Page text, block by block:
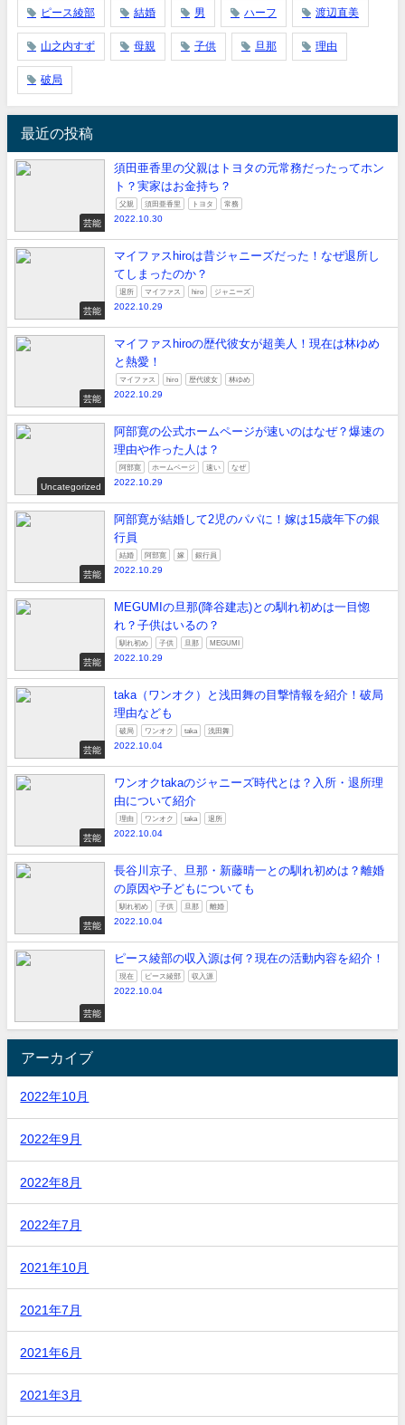
ピース綾部 結婚 男 ハーフ 渡辺直美
山之内すず 母親 子供 旦那 理由
破局
最近の投稿
芸能
須田亜香里の父親はトヨタの元常務だったってホン
ト？実家はお金持ち？
父親 須田亜香里 トヨタ 常務
2022.10.30
芸能
マイファスhiroは昔ジャニーズだった！なぜ退所し
てしまったのか？
退所 マイファス hiro ジャニーズ
2022.10.29
芸能
マイファスhiroの歴代彼女が超美人！現在は林ゆめ
と熱愛！
マイファス hiro 歴代彼女 林ゆめ
2022.10.29
Uncategorized
阿部寛の公式ホームページが速いのはなぜ？爆速の
理由や作った人は？
阿部寛 ホームページ 速い なぜ
2022.10.29
芸能
阿部寛が結婚して2児のパパに！嫁は15歳年下の銀
行員
結婚 阿部寛 嫁 銀行員
2022.10.29
芸能
MEGUMIの旦那(降谷建志)との馴れ初めは一目惚
れ？子供はいるの？
馴れ初め 子供 旦那 MEGUMI
2022.10.29
芸能
taka（ワンオク）と浅田舞の目撃情報を紹介！破局
理由なども
破局 ワンオク taka 浅田舞
2022.10.04
芸能
ワンオクtakaのジャニーズ時代とは？入所・退所理
由について紹介
理由 ワンオク taka 退所
2022.10.04
芸能
長谷川京子、旦那・新藤晴一との馴れ初めは？離婚
の原因や子どもについても
馴れ初め 子供 旦那 離婚
2022.10.04
芸能
ピース綾部の収入源は何？現在の活動内容を紹介！
現在 ピース綾部 収入源
2022.10.04
アーカイブ
2022年10月
2022年9月
2022年8月
2022年7月
2021年10月
2021年7月
2021年6月
2021年3月